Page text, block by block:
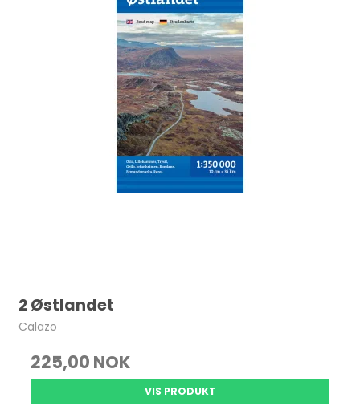
2 Østlandet
Calazo
225,00 NOK
VIS PRODUKT